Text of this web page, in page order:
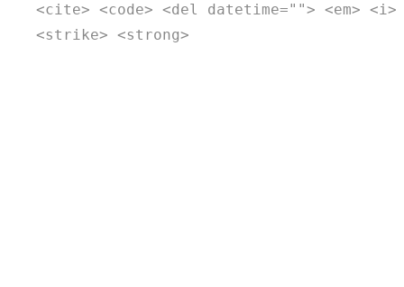
<cite> <code> <del datetime=""> <em>
<strike> <strong>